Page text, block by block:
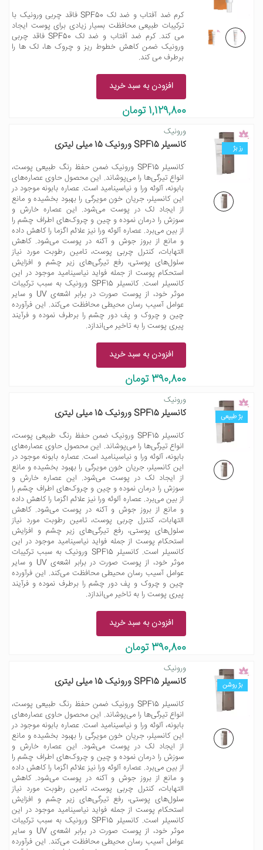
کرم ضد آفتاب و ضد لک SPF50 فاقد چربی ورونیک با
ترکیبات طبیعی محافظت بسیار زیادی برای پوست ایجاد
می کند. کرم ضد آفتاب و ضد لک SPF50 فاقد چربی
ورونیک ضمن کاهش خطوط ریز و چروک ها، لک ها را
برطرف می کند.
افزودن به سبد خرید
1,129,800 تومان
رز بژ
ورونیک
کانسیلر SPF15 ورونیک 15 میلی لیتری
کانسیلر SPF15 ورونیک ضمن حفظ رنگ طبیعی پوست،
انواع تیرگی‌ها را می‌پوشاند. این محصول حاوی عصاره‌های
بابونه، آلوئه ورا و نیاسینامید است. عصاره بابونه موجود در
این کانسیلر، جریان خون مویرگی را بهبود بخشیده و مانع
از ایجاد لک در پوست می‌شود. این عصاره خارش و
سوزش را درمان نموده و چین و چروک‌های اطراف چشم را
از بین می‌برد. عصاره آلوئه ورا نیز علائم اگزما را کاهش داده
و مانع از بروز جوش و آکنه در پوست می‌شود. کاهش
التهابات، کنترل چربی پوست، تامین رطوبت مورد نیاز
سلول‌های پوستی، رفع تیرگی‌های زیر چشم و افزایش
استحکام پوست از جمله فواید نیاسینامید موجود در این
کانسیلر است. کانسیلر SPF15 ورونیک به سبب ترکیبات
موثر خود، از پوست صورت در برابر اشعه‌ی UV و سایر
عوامل آسیب رسان محیطی محافظت می‌کند. این فرآورده
چین و چروک و پف دور چشم را برطرف نموده و فرآیند
پیری پوست را به تاخیر می‌اندازد.
افزودن به سبد خرید
390,800 تومان
بژ طبیعی
ورونیک
کانسیلر SPF15 ورونیک 15 میلی لیتری
کانسیلر SPF15 ورونیک ضمن حفظ رنگ طبیعی پوست،
انواع تیرگی‌ها را می‌پوشاند. این محصول حاوی عصاره‌های
بابونه، آلوئه ورا و نیاسینامید است. عصاره بابونه موجود در
این کانسیلر، جریان خون مویرگی را بهبود بخشیده و مانع
از ایجاد لک در پوست می‌شود. این عصاره خارش و
سوزش را درمان نموده و چین و چروک‌های اطراف چشم را
از بین می‌برد. عصاره آلوئه ورا نیز علائم اگزما را کاهش داده
و مانع از بروز جوش و آکنه در پوست می‌شود. کاهش
التهابات، کنترل چربی پوست، تامین رطوبت مورد نیاز
سلول‌های پوستی، رفع تیرگی‌های زیر چشم و افزایش
استحکام پوست از جمله فواید نیاسینامید موجود در این
کانسیلر است. کانسیلر SPF15 ورونیک به سبب ترکیبات
موثر خود، از پوست صورت در برابر اشعه‌ی UV و سایر
عوامل آسیب رسان محیطی محافظت می‌کند. این فرآورده
چین و چروک و پف دور چشم را برطرف نموده و فرآیند
پیری پوست را به تاخیر می‌اندازد.
افزودن به سبد خرید
390,800 تومان
بژ روشن
ورونیک
کانسیلر SPF15 ورونیک 15 میلی لیتری
کانسیلر SPF15 ورونیک ضمن حفظ رنگ طبیعی پوست،
انواع تیرگی‌ها را می‌پوشاند. این محصول حاوی عصاره‌های
بابونه، آلوئه ورا و نیاسینامید است. عصاره بابونه موجود در
این کانسیلر، جریان خون مویرگی را بهبود بخشیده و مانع
از ایجاد لک در پوست می‌شود. این عصاره خارش و
سوزش را درمان نموده و چین و چروک‌های اطراف چشم را
از بین می‌برد. عصاره آلوئه ورا نیز علائم اگزما را کاهش داده
و مانع از بروز جوش و آکنه در پوست می‌شود. کاهش
التهابات، کنترل چربی پوست، تامین رطوبت مورد نیاز
سلول‌های پوستی، رفع تیرگی‌های زیر چشم و افزایش
استحکام پوست از جمله فواید نیاسینامید موجود در این
کانسیلر است. کانسیلر SPF15 ورونیک به سبب ترکیبات
موثر خود، از پوست صورت در برابر اشعه‌ی UV و سایر
عوامل آسیب رسان محیطی محافظت می‌کند. این فرآورده